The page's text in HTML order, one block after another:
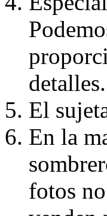
detalles.
El
En la
fotos